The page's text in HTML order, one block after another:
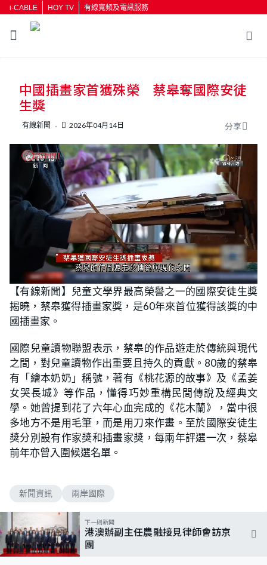
i-CABLE HOY TV 有線寬頻及電訊服務
按輸入鍵開始搜尋
中國插畫家首獲殊榮 蔡皋奪國際安徒
生獎
有線新聞 2026年04月14日 分享
U
n
m
t
e
o
a
d
e
d
9
3
%
【有線新聞】兒童文學界最高榮譽之一的國際安徒生獎
揭曉，蔡皋獲得插畫家獎，是60年來首位獲得該獎的中
國插畫家。
國際兒童讀物聯盟表示，蔡皋的作品遊走於傳統與現代
之間，對兒童讀物作出重要且持久的貢獻。80歲的蔡皋
有「繪本奶奶」稱號，著有《桃花源的故事》及《孟姜
女哭長城》等作品，懂得巧妙重構民間傳說及經典文
學。她曾提到花了六年心血完成的《花木蘭》，當中很
多地方不是用毛筆，而是用刀來作畫。至於國際安徒生
獎分別設有作家獎和插畫家獎，每兩年評選一次，蔡皋
前年亦曾入圍候選名單。
新聞資訊 兩岸國際
下一則新聞
港澳辦副主任農融接見律師會訪京
團